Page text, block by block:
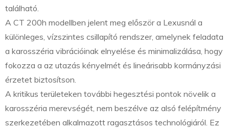
található.
A CT 200h modellben jelent meg először a Lexusnál a
különleges, vízszintes csillapító rendszer, amelynek feladata
a karosszéria vibrációinak elnyelése és minimalizálása, hogy
fokozza a az utazás kényelmét és lineárisabb kormányzási
érzetet biztosítson.
A kritikus területeken további hegesztési pontok növelik a
karosszéria merevségét, nem beszélve az alsó felépítmény
szerkezetében alkalmazott ragasztásos technológiáról. Ez